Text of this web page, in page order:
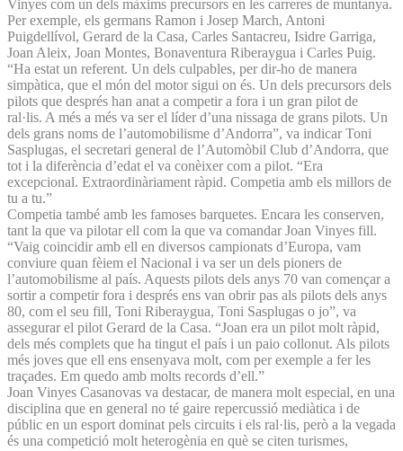
Vinyes com un dels màxims precursors en les carreres de muntanya.
Per exemple, els germans Ramon i Josep March, Antoni
Puigdellívol, Gerard de la Casa, Carles Santacreu, Isidre Garriga,
Joan Aleix, Joan Montes, Bonaventura Riberaygua i Carles Puig.
“Ha estat un referent. Un dels culpables, per dir-ho de manera
simpàtica, que el món del motor sigui on és. Un dels precursors dels
pilots que després han anat a competir a fora i un gran pilot de
ral·lis. A més a més va ser el líder d’una nissaga de grans pilots. Un
dels grans noms de l’automobilisme d’Andorra”, va indicar Toni
Sasplugas, el secretari general de l’Automòbil Club d’Andorra, que
tot i la diferència d’edat el va conèixer com a pilot. “Era
excepcional. Extraordinàriament ràpid. Competia amb els millors de
tu a tu.”
Competia també amb les famoses barquetes. Encara les conserven,
tant la que va pilotar ell com la que va comandar Joan Vinyes fill.
“Vaig coincidir amb ell en diversos campionats d’Europa, vam
conviure quan fèiem el Nacional i va ser un dels pioners de
l’automobilisme al país. Aquests pilots dels anys 70 van començar a
sortir a competir fora i després ens van obrir pas als pilots dels anys
80, com el seu fill, Toni Riberaygua, Toni Sasplugas o jo”, va
assegurar el pilot Gerard de la Casa. “Joan era un pilot molt ràpid,
dels més complets que ha tingut el país i un paio collonut. Als pilots
més joves que ell ens ensenyava molt, com per exemple a fer les
traçades. Em quedo amb molts records d’ell.”
Joan Vinyes Casanovas va destacar, de manera molt especial, en una
disciplina que en general no té gaire repercussió mediàtica i de
públic en un esport dominat pels circuits i els ral·lis, però a la vegada
és una competició molt heterogènia en què se citen turismes,